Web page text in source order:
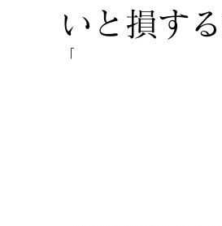
いと損す